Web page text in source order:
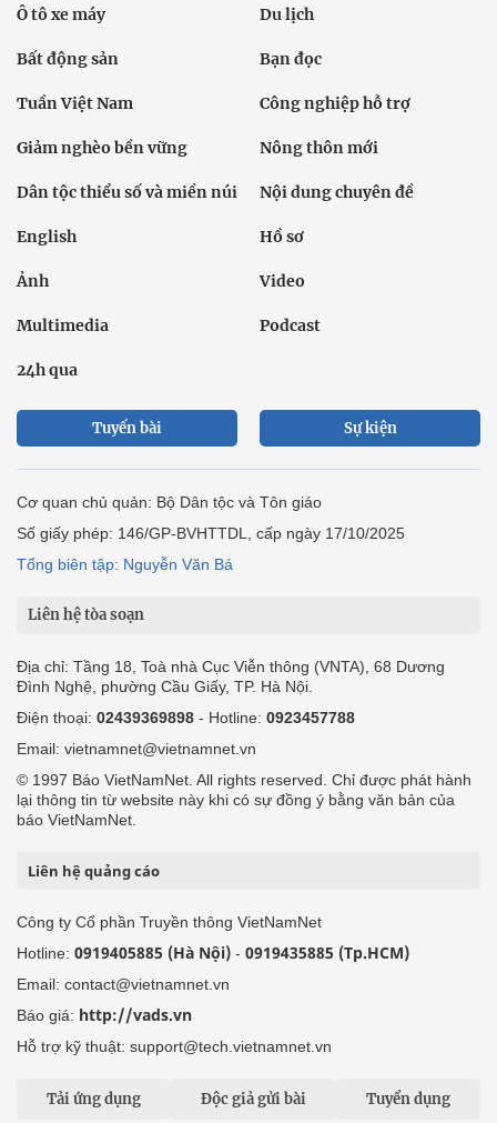
Ô tô xe máy Du lịch
Bất động sản Bạn đọc
Tuần Việt Nam Công nghiệp hỗ trợ
Giảm nghèo bền vững Nông thôn mới
Dân tộc thiểu số và miền núi Nội dung chuyên đề
English Hồ sơ
Ảnh Video
Multimedia Podcast
24h qua
Tuyến bài Sự kiện
Cơ quan chủ quản: Bộ Dân tộc và Tôn giáo
Số giấy phép: 146/GP-BVHTTDL, cấp ngày 17/10/2025
Tổng biên tập: Nguyễn Văn Bá
Liên hệ tòa soạn
Địa chỉ: Tầng 18, Toà nhà Cục Viễn thông (VNTA), 68 Dương
Đình Nghệ, phường Cầu Giấy, TP. Hà Nội.
Điện thoại: 02439369898 - Hotline: 0923457788
Email: vietnamnet@vietnamnet.vn
© 1997 Báo VietNamNet. All rights reserved. Chỉ được phát hành
lại thông tin từ website này khi có sự đồng ý bằng văn bản của
báo VietNamNet.
Liên hệ quảng cáo
Công ty Cổ phần Truyền thông VietNamNet
Hotline: 0919405885 (Hà Nội) - 0919435885 (Tp.HCM)
Email: contact@vietnamnet.vn
Báo giá: http://vads.vn
Hỗ trợ kỹ thuật: support@tech.vietnamnet.vn
Tải ứng dụng Độc giả gửi bài Tuyển dụng